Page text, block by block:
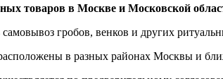
товаров в Москве и Московской
гробов, венков и других
в разных районах Москвы и